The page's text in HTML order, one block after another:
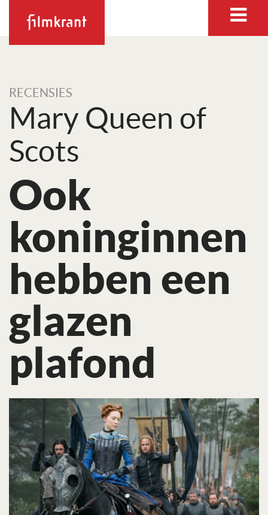
RECENSIES
Mary Queen of
Scots
Ook
koninginnen
hebben een
glazen
plafond